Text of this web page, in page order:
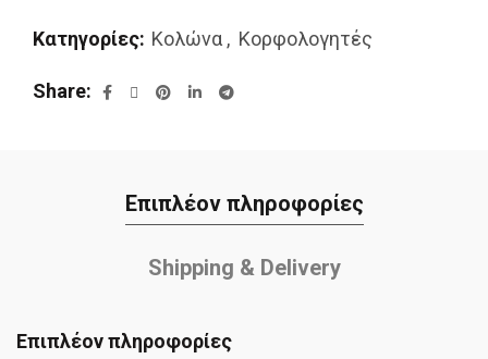
Κατηγορίες: Κολώνα , Κορφολογητές
Share
Επιπλέον πληροφορίες
Shipping & Delivery
Επιπλέον πληροφορίες